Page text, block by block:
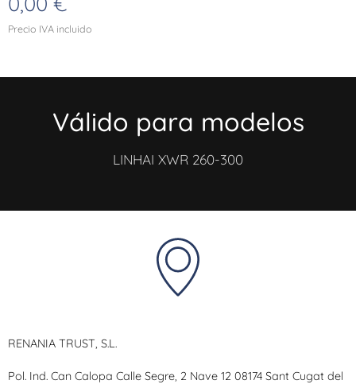
Precio IVA incluido
Válido para modelos
LINHAI XWR 260-300
RENANIA TRUST, S.L.
Pol. Ind. Can Calopa Calle Segre, 2 Nave 12 08174 Sant Cugat del